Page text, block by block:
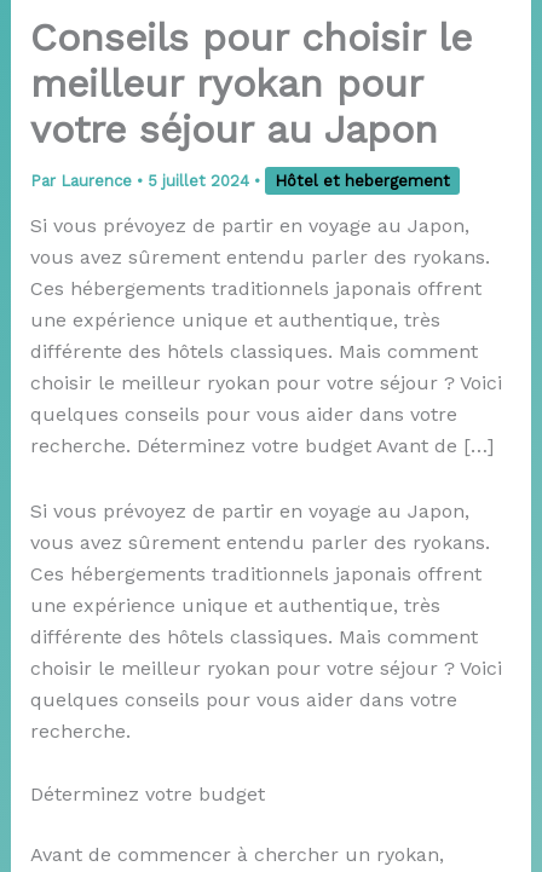
Conseils pour choisir le
meilleur ryokan pour
votre séjour au Japon
Par Laurence • 5 juillet 2024 • Hôtel et hebergement
Si vous prévoyez de partir en voyage au Japon,
vous avez sûrement entendu parler des ryokans.
Ces hébergements traditionnels japonais offrent
une expérience unique et authentique, très
différente des hôtels classiques. Mais comment
choisir le meilleur ryokan pour votre séjour ? Voici
quelques conseils pour vous aider dans votre
recherche. Déterminez votre budget Avant de […]
Si vous prévoyez de partir en voyage au Japon,
vous avez sûrement entendu parler des ryokans.
Ces hébergements traditionnels japonais offrent
une expérience unique et authentique, très
différente des hôtels classiques. Mais comment
choisir le meilleur ryokan pour votre séjour ? Voici
quelques conseils pour vous aider dans votre
recherche.
Déterminez votre budget
Avant de commencer à chercher un ryokan,